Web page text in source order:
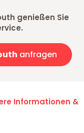
genießen Sie
anfragen
Informationen &